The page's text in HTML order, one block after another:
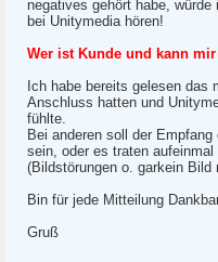
negatives gehört habe,
bei Unitymedia hören!
Wer ist Kunde und kann
Ich habe bereits gelesen das
Anschluss hatten und
fühlte.
Bei anderen soll der
sein, oder es traten
(Bildstörungen o. garkein Bild
Bin für jede Mitteilung
Gruß